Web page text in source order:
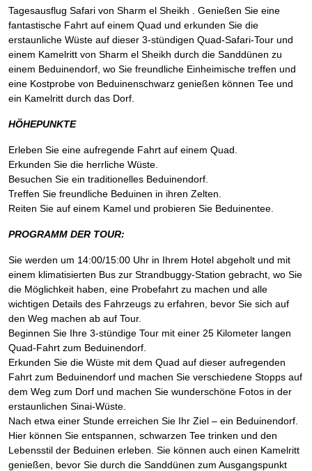
Tagesausflug Safari von Sharm el Sheikh . Genießen Sie eine
fantastische Fahrt auf einem Quad und erkunden Sie die
erstaunliche Wüste auf dieser 3-stündigen Quad-Safari-Tour und
einem Kamelritt von Sharm el Sheikh durch die Sanddünen zu
einem Beduinendorf, wo Sie freundliche Einheimische treffen und
eine Kostprobe von Beduinenschwarz genießen können Tee und
ein Kamelritt durch das Dorf.
HÖHEPUNKTE
Erleben Sie eine aufregende Fahrt auf einem Quad.
Erkunden Sie die herrliche Wüste.
Besuchen Sie ein traditionelles Beduinendorf.
Treffen Sie freundliche Beduinen in ihren Zelten.
Reiten Sie auf einem Kamel und probieren Sie Beduinentee.
PROGRAMM DER TOUR:
Sie werden um 14:00/15:00 Uhr in Ihrem Hotel abgeholt und mit
einem klimatisierten Bus zur Strandbuggy-Station gebracht, wo Sie
die Möglichkeit haben, eine Probefahrt zu machen und alle
wichtigen Details des Fahrzeugs zu erfahren, bevor Sie sich auf
den Weg machen ab auf Tour.
Beginnen Sie Ihre 3-stündige Tour mit einer 25 Kilometer langen
Quad-Fahrt zum Beduinendorf.
Erkunden Sie die Wüste mit dem Quad auf dieser aufregenden
Fahrt zum Beduinendorf und machen Sie verschiedene Stopps auf
dem Weg zum Dorf und machen Sie wunderschöne Fotos in der
erstaunlichen Sinai-Wüste.
Nach etwa einer Stunde erreichen Sie Ihr Ziel – ein Beduinendorf.
Hier können Sie entspannen, schwarzen Tee trinken und den
Lebensstil der Beduinen erleben. Sie können auch einen Kamelritt
genießen, bevor Sie durch die Sanddünen zum Ausgangspunkt